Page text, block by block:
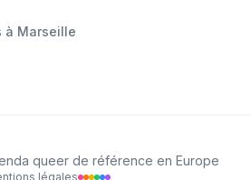
à Marseille
queer de référence en Europe
légales